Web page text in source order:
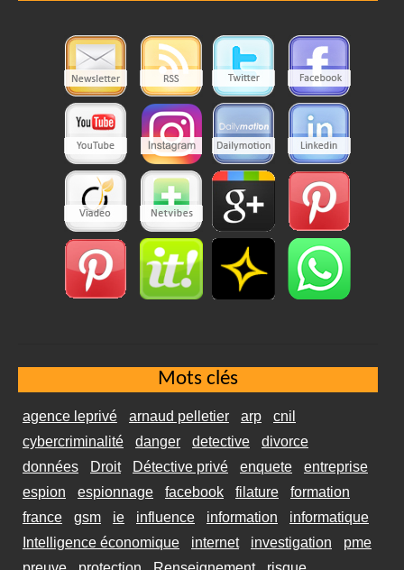
Mots clés
agence leprivé arnaud pelletier arp
cnil
cybercriminalité
danger detective
divorce
données
Droit Détective privé enquete
entreprise
espion
espionnage facebook filature
formation
france
gsm ie influence information
informatique
Intelligence économique
internet investigation
pme